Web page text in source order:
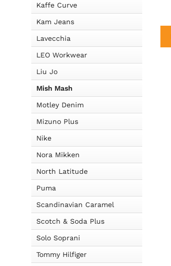
Kaffe Curve
Kam Jeans
Lavecchia
LEO Workwear
Liu Jo
Mish Mash
Motley Denim
Mizuno Plus
Nike
Nora Mikken
North Latitude
Puma
Scandinavian Caramel
Scotch & Soda Plus
Solo Soprani
Tommy Hilfiger